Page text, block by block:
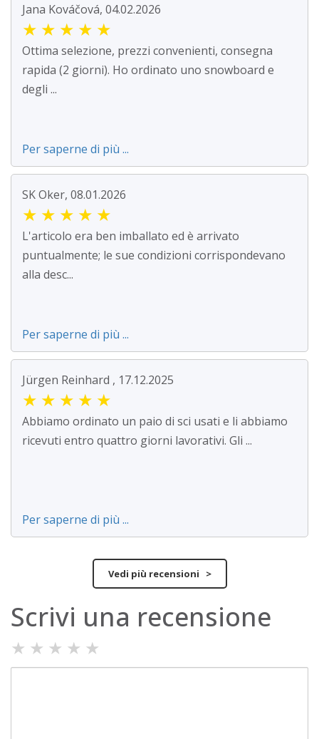
Jana Kováčová, 04.02.2026
★ ★ ★ ★ ★
Ottima selezione, prezzi convenienti, consegna
rapida (2 giorni). Ho ordinato uno snowboard e
degli ...
Per saperne di più ...
SK Oker, 08.01.2026
★ ★ ★ ★ ★
L'articolo era ben imballato ed è arrivato
puntualmente; le sue condizioni corrispondevano
alla desc...
Per saperne di più ...
Jürgen Reinhard , 17.12.2025
★ ★ ★ ★ ★
Abbiamo ordinato un paio di sci usati e li abbiamo
ricevuti entro quattro giorni lavorativi. Gli ...
Per saperne di più ...
Vedi più recensioni >
Scrivi una recensione
★ ★ ★ ★ ★